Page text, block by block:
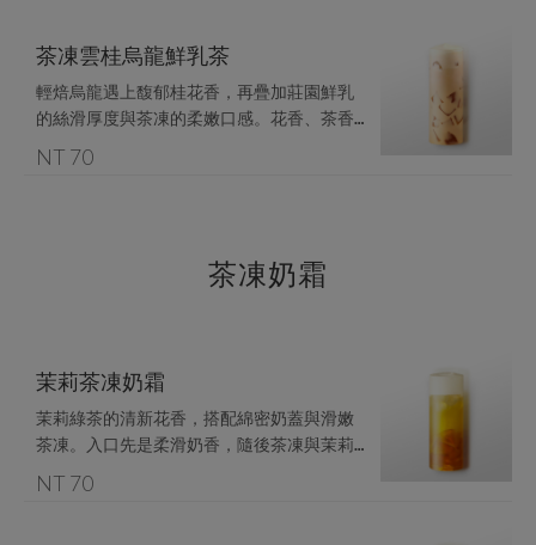
茶凍雲桂烏龍鮮乳茶
輕焙烏龍遇上馥郁桂花香，再疊加莊園鮮乳
的絲滑厚度與茶凍的柔嫩口感。花香、茶香
NT 70
茶凍奶霜
茉莉茶凍奶霜
茉莉綠茶的清新花香，搭配綿密奶蓋與滑嫩
茶凍。入口先是柔滑奶香，隨後茶凍與茉莉
NT 70